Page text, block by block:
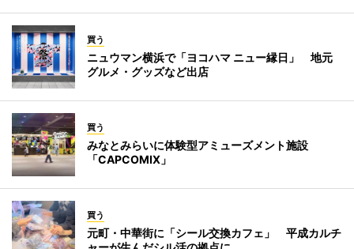
買う
ニュウマン横浜で「ヨコハマ ニュー縁日」 地元
グルメ・グッズなど出店
買う
みなとみらいに体験型アミューズメント施設
「CAPCOMIX」
買う
元町・中華街に「シール交換カフェ」 平成カルチ